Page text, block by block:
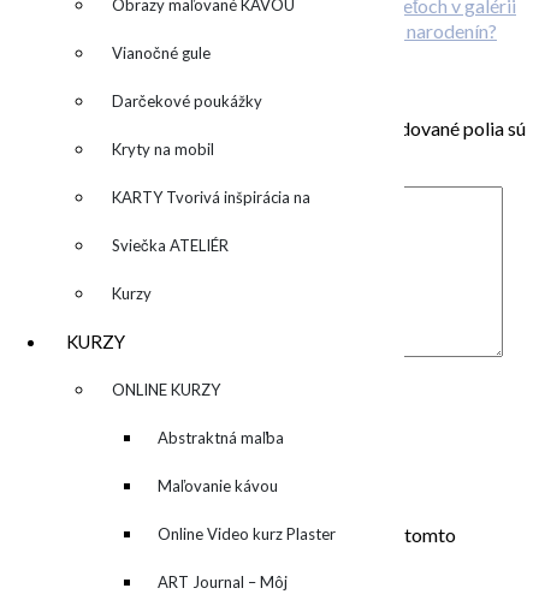
Obrazy maľované KÁVOU
Vianočné gule
Darčekové poukážky
Kryty na mobil
KARTY Tvorivá inšpirácia na
každý deň
Sviečka ATELIÉR
Kurzy
KURZY
▼ ONLINE KURZY
▼ Abstraktná maľba
akrylom (Mixed Media)
Maľovanie kávou
Online Video kurz Plaster
ART
ART Journal – Môj
O deťoch v galérii
Plánujete svadbu? Alebo originálnu oslavu narodenín?
Vyžadované polia sú
označené
Komentár*
Uložiť moje meno, e-mail a webovú stránku v tomto